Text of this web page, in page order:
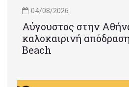
04/08/2026
Αύγουστος στην
καλοκαιρινή
Beach